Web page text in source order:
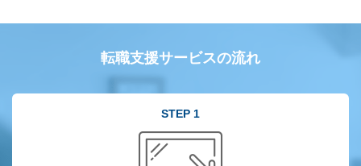
転職支援サービスの流れ
STEP 1